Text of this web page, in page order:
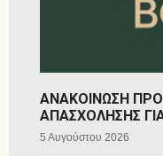
ΑΝΑΚΟΙΝΩΣΗ
ΑΠΑΣΧΟΛΗΣΗΣ
5 Αυγούστου 2026